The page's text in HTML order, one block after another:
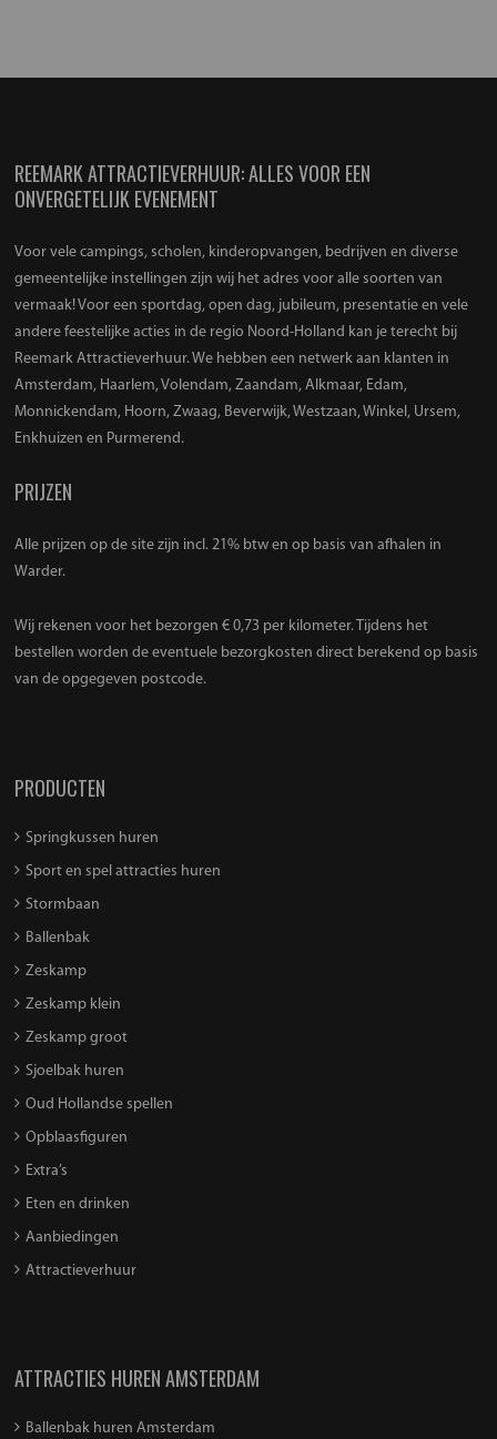
REEMARK ATTRACTIEVERHUUR: ALLES VOOR EEN
ONVERGETELIJK EVENEMENT
Voor vele campings, scholen, kinderopvangen, bedrijven en diverse
gemeentelijke instellingen zijn wij het adres voor alle soorten van
vermaak! Voor een sportdag, open dag, jubileum, presentatie en vele
andere feestelijke acties in de regio Noord-Holland kan je terecht bij
Reemark Attractieverhuur. We hebben een netwerk aan klanten in
Amsterdam, Haarlem, Volendam, Zaandam, Alkmaar, Edam,
Monnickendam, Hoorn, Zwaag, Beverwijk, Westzaan, Winkel, Ursem,
Enkhuizen en Purmerend.
PRIJZEN
Alle prijzen op de site zijn incl. 21% btw en op basis van afhalen in
Warder.
Wij rekenen voor het bezorgen € 0,73 per kilometer. Tijdens het
bestellen worden de eventuele bezorgkosten direct berekend op basis
van de opgegeven postcode.
PRODUCTEN
Springkussen huren
Sport en spel attracties huren
Stormbaan
Ballenbak
Zeskamp
Zeskamp klein
Zeskamp groot
Sjoelbak huren
Oud Hollandse spellen
Opblaasfiguren
Extra’s
Eten en drinken
Aanbiedingen
Attractieverhuur
ATTRACTIES HUREN AMSTERDAM
Ballenbak huren Amsterdam